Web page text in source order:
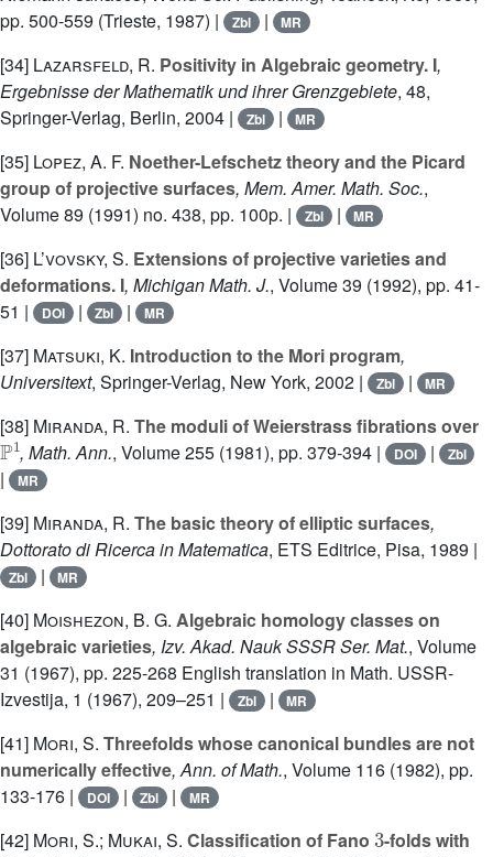
pp. 500-559 (Trieste, 1987) |
Zbl | MR
[34] Lazarsfeld, R. Positivity in Algebraic geometry. I,
Ergebnisse der Mathematik und ihrer Grenzgebiete, 48,
Springer-Verlag, Berlin, 2004 |
Zbl | MR
[35] Lopez, A. F. Noether-Lefschetz theory and the Picard
group of projective surfaces, Mem. Amer. Math. Soc.,
Volume 89 (1991) no. 438, pp. 100p. | Zbl | MR
[36] L’vovsky, S. Extensions of projective varieties and
deformations. I, Michigan Math. J., Volume 39 (1992), pp. 41-
51 |
DOI | Zbl | MR
[37] Matsuki, K. Introduction to the Mori program,
Universitext, Springer-Verlag, New York, 2002 | Zbl | MR
[38] Miranda, R. The moduli of Weierstrass fibrations over
ℙ1
, Math. Ann., Volume 255 (1981), pp. 379-394 | DOI | Zbl
| MR
[39] Miranda, R. The basic theory of elliptic surfaces,
Dottorato di Ricerca in Matematica, ETS Editrice, Pisa, 1989 |
Zbl | MR
[40] Moishezon, B. G. Algebraic homology classes on
algebraic varieties, Izv. Akad. Nauk SSSR Ser. Mat., Volume
31 (1967), pp. 225-268 English translation in Math. USSR-
Izvestija, 1 (1967), 209–251 |
Zbl | MR
[41] Mori, S. Threefolds whose canonical bundles are not
numerically effective, Ann. of Math., Volume 116 (1982), pp.
133-176 |
DOI | Zbl | MR
[42] Mori, S.; Mukai, S. Classification of Fano -folds with
B2≥2